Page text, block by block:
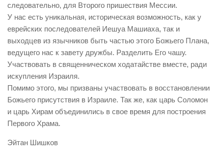
следовательно, для Второго пришествия Мессии.
У нас есть уникальная, историческая возможность, как у
еврейских последователей Иешуа Машиаха, так и
выходцев из язычников быть частью этого Божьего Плана,
ведущего нас к завету дружбы. Разделить Его чашу.
Участвовать в священническом ходатайстве вместе, ради
искупления Израиля.
Помимо этого, мы призваны участвовать в восстановлении
Божьего присутствия в Израиле. Так же, как царь Соломон
и царь Хирам объединились в свое время для построения
Первого Храма.
Эйтан Шишков